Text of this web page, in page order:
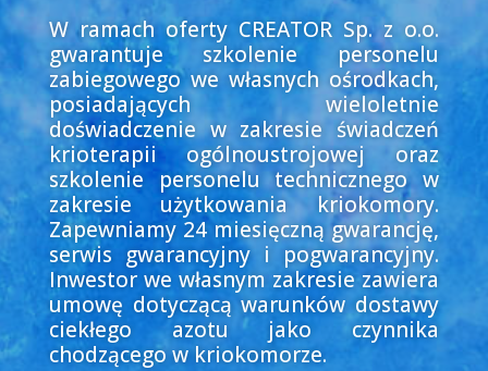
W ramach oferty CREATOR Sp. z o.o.
gwarantuje szkolenie personelu
zabiegowego we własnych ośrodkach,
posiadających wieloletnie
doświadczenie w zakresie świadczeń
krioterapii ogólnoustrojowej oraz
szkolenie personelu technicznego w
zakresie użytkowania kriokomory.
Zapewniamy 24 miesięczną gwarancję,
serwis gwarancyjny i pogwarancyjny.
Inwestor we własnym zakresie zawiera
umowę dotyczącą warunków dostawy
ciekłego azotu jako czynnika
chodzącego w kriokomorze.